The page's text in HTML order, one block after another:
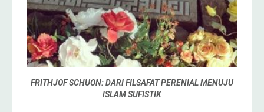
FRITHJOF SCHUON: DARI FILSAFAT PERENIAL MENUJU
ISLAM SUFISTIK